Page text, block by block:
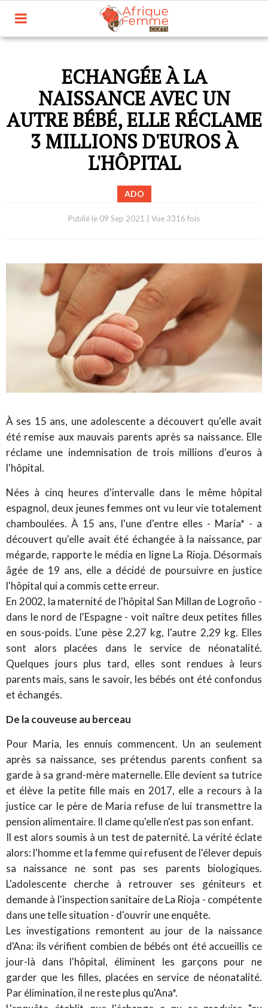
ECHANGÉE À LA
NAISSANCE AVEC UN
AUTRE BÉBÉ, ELLE RÉCLAME
3 MILLIONS D'EUROS À
L'HÔPITAL
ADO
Publié le 09 Sep 2021 Vue 3316 fois
À ses 15 ans, une adolescente a découvert qu'elle avait
été remise aux mauvais parents après sa naissance. Elle
réclame une indemnisation de trois millions d'euros à
l'hôpital.
Nées à cinq heures d'intervalle dans le même hôpital
espagnol, deux jeunes femmes ont vu leur vie totalement
chamboulées. À 15 ans, l'une d'entre elles - Maria* - a
découvert qu'elle avait été échangée à la naissance, par
mégarde, rapporte le média en ligne La Rioja. Désormais
âgée de 19 ans, elle a décidé de poursuivre en justice
l'hôpital qui a commis cette erreur.
En 2002, la maternité de l'hôpital San Millan de Logroño -
dans le nord de l'Espagne - voit naître deux petites filles
en sous-poids. L'une pèse 2,27 kg, l'autre 2,29 kg. Elles
sont alors placées dans le service de néonatalité.
Quelques jours plus tard, elles sont rendues à leurs
parents mais, sans le savoir, les bébés ont été confondus
et échangés.
De la couveuse au berceau
Pour Maria, les ennuis commencent. Un an seulement
après sa naissance, ses prétendus parents confient sa
garde à sa grand-mère maternelle. Elle devient sa tutrice
et élève la petite fille mais en 2017, elle a recours à la
justice car le père de Maria refuse de lui transmettre la
pension alimentaire. Il clame qu'elle n'est pas son enfant.
Il est alors soumis à un test de paternité. La vérité éclate
alors: l'homme et la femme qui refusent de l'élever depuis
sa naissance ne sont pas ses parents biologiques.
L'adolescente cherche à retrouver ses géniteurs et
demande à l'inspection sanitaire de La Rioja - compétente
dans une telle situation - d'ouvrir une enquête.
Les investigations remontent au jour de la naissance
d'Ana: ils vérifient combien de bébés ont été accueillis ce
jour-là dans l'hôpital, éliminent les garçons pour ne
garder que les filles, placées en service de néonatalité.
Par élimination, il ne reste plus qu'Ana*.